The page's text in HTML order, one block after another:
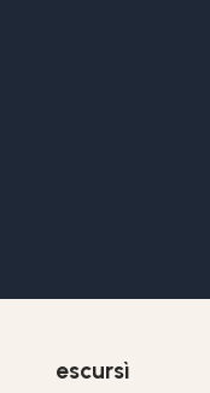
escursì